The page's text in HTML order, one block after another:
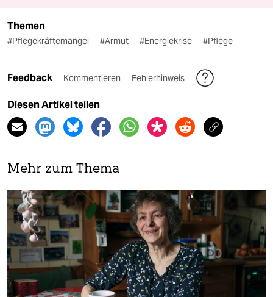
Themen
#Pflegekräftemangel #Armut #Energiekrise #Pflege
Feedback Kommentieren Fehlerhinweis
Diesen Artikel teilen
Mehr zum Thema